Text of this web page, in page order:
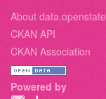
About
CKAN API
CKAN Association
Powered by